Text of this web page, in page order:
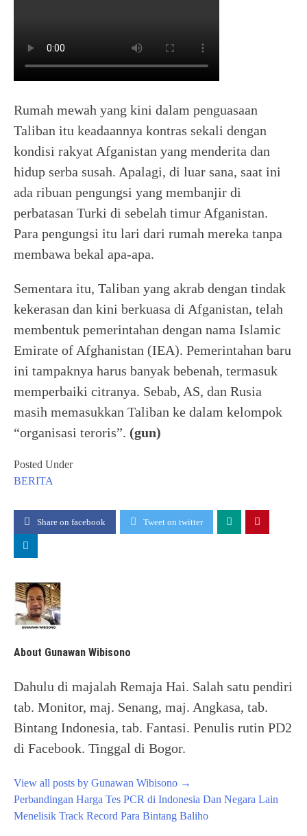
Rumah mewah yang kini dalam penguasaan
Taliban itu keadaannya kontras sekali dengan
kondisi rakyat Afganistan yang menderita dan
hidup serba susah. Apalagi, di luar sana, saat ini
ada ribuan pengungsi yang membanjir di
perbatasan Turki di sebelah timur Afganistan.
Para pengungsi itu lari dari rumah mereka tanpa
membawa bekal apa-apa.
Sementara itu, Taliban yang akrab dengan tindak
kekerasan dan kini berkuasa di Afganistan, telah
membentuk pemerintahan dengan nama Islamic
Emirate of Afghanistan (IEA). Pemerintahan baru
ini tampaknya harus banyak bebenah, termasuk
memperbaiki citranya. Sebab, AS, dan Rusia
masih memasukkan Taliban ke dalam kelompok
“organisasi teroris”. (gun)
Posted Under
BERITA
Share on facebook Tweet on twitter
About Gunawan Wibisono
Dahulu di majalah Remaja Hai. Salah satu pendiri
tab. Monitor, maj. Senang, maj. Angkasa, tab.
Bintang Indonesia, tab. Fantasi. Penulis rutin PD2
di Facebook. Tinggal di Bogor.
View all posts by Gunawan Wibisono →
Post
navigation
Perbandingan Harga Tes PCR di Indonesia Dan Negara Lain
Menelisik Track Record Para Bintang Baliho